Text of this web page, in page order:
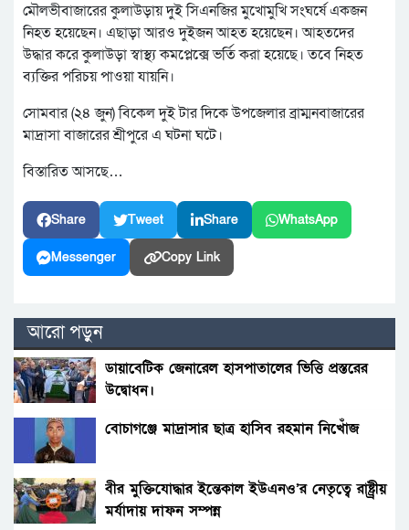
মৌলভীবাজারের কুলাউড়ায় দুই সিএনজির মুখোমুখি সংঘর্ষে একজন
নিহত হয়েছেন। এছাড়া আরও দুইজন আহত হয়েছেন। আহতদের
উদ্ধার করে কুলাউড়া স্বাস্থ্য কমপ্লেক্সে ভর্তি করা হয়েছে। তবে নিহত
ব্যক্তির পরিচয় পাওয়া যায়নি।
সোমবার (২৪ জুন) বিকেল দুই টার দিকে উপজেলার ব্রাম্মনবাজারের
মাদ্রাসা বাজারের শ্রীপুরে এ ঘটনা ঘটে।
বিস্তারিত আসছে…
Share Tweet Share WhatsApp
Messenger Copy Link
আরো পড়ুন
ডায়াবেটিক জেনারেল হাসপাতালের ভিত্তি প্রস্তরের
উদ্বোধন।
বোচাগঞ্জে মাদ্রাসার ছাত্র হাসিব রহমান নিখোঁজ
বীর মুক্তিযোদ্ধার ইন্তেকাল ইউএনও’র নেতৃত্বে রাষ্ট্র্রীয়
মর্যাদায় দাফন সম্পন্ন